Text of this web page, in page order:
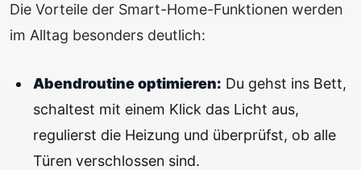
Die Vorteile der Smart-Home-Funktionen werden
im Alltag besonders deutlich:
Abendroutine optimieren: Du gehst ins Bett,
schaltest mit einem Klick das Licht aus,
regulierst die Heizung und überprüfst, ob alle
Türen verschlossen sind.